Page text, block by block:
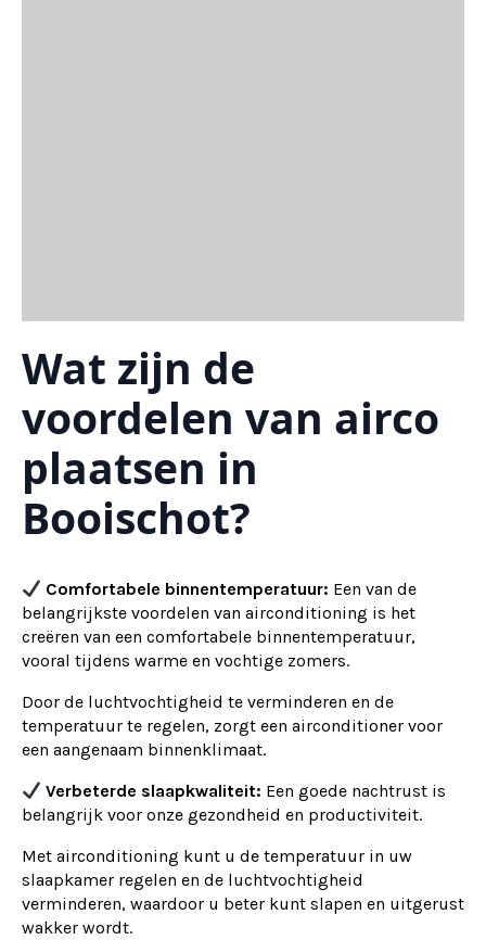
Wat zijn de
voordelen van airco
plaatsen in
Booischot?
Comfortabele binnentemperatuur: Een van de
belangrijkste voordelen van airconditioning is het
creëren van een comfortabele binnentemperatuur,
vooral tijdens warme en vochtige zomers.
Door de luchtvochtigheid te verminderen en de
temperatuur te regelen, zorgt een airconditioner voor
een aangenaam binnenklimaat.
Verbeterde slaapkwaliteit: Een goede nachtrust is
belangrijk voor onze gezondheid en productiviteit.
Met airconditioning kunt u de temperatuur in uw
slaapkamer regelen en de luchtvochtigheid
verminderen, waardoor u beter kunt slapen en uitgerust
wakker wordt.